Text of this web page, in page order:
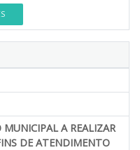
A REALIZAR
DE ATENDIMENTO